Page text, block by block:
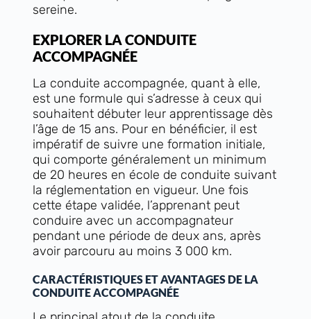
sereine.
EXPLORER LA CONDUITE
ACCOMPAGNÉE
La conduite accompagnée, quant à elle,
est une formule qui s’adresse à ceux qui
souhaitent débuter leur apprentissage dès
l’âge de 15 ans. Pour en bénéficier, il est
impératif de suivre une formation initiale,
qui comporte généralement un minimum
de 20 heures en école de conduite suivant
la réglementation en vigueur. Une fois
cette étape validée, l’apprenant peut
conduire avec un accompagnateur
pendant une période de deux ans, après
avoir parcouru au moins 3 000 km.
CARACTÉRISTIQUES ET AVANTAGES DE LA
CONDUITE ACCOMPAGNÉE